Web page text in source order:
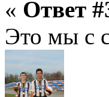
« Ответ
Это мы с